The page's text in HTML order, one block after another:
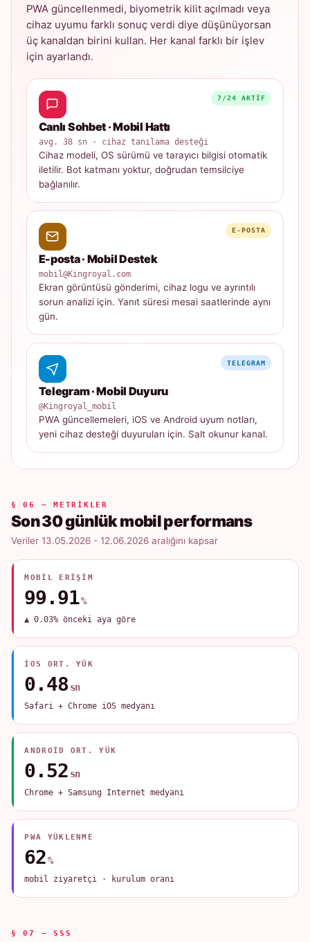
PWA güncellenmedi, biyometrik kilit açılmadı veya
cihaz uyumu farklı sonuç verdi diye düşünüyorsan
üç kanaldan birini kullan. Her kanal farklı bir işlev
için ayarlandı.
7/24 AKTIF
Canlı Sohbet · Mobil Hattı
avg. 38 sn · cihaz tanılama desteği
Cihaz modeli, OS sürümü ve tarayıcı bilgisi otomatik
iletilir. Bot katmanı yoktur, doğrudan temsilciye
bağlanılır.
E-POSTA
E-posta · Mobil Destek
mobil@Kingroyal.com
Ekran görüntüsü gönderimi, cihaz logu ve ayrıntılı
sorun analizi için. Yanıt süresi mesai saatlerinde aynı
gün.
TELEGRAM
Telegram · Mobil Duyuru
@Kingroyal_mobil
PWA güncellemeleri, iOS ve Android uyum notları,
yeni cihaz desteği duyuruları için. Salt okunur kanal.
§ 06 — METRIKLER
Son 30 günlük mobil performans
Veriler 13.05.2026 - 12.06.2026 aralığını kapsar
MOBIL ERIŞIM
99.91%
▲ 0.03% önceki aya göre
IOS ORT. YÜK
0.48 sn
Safari + Chrome iOS medyanı
ANDROID ORT. YÜK
0.52 sn
Chrome + Samsung Internet medyanı
PWA YÜKLENME
62%
mobil ziyaretçi · kurulum oranı
§ 07 — SSS